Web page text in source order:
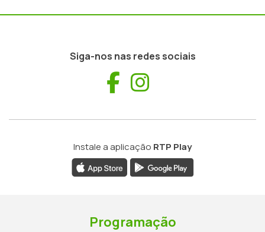
Siga-nos nas redes sociais
Facebook
Instale a aplicação RTP Play
Programação